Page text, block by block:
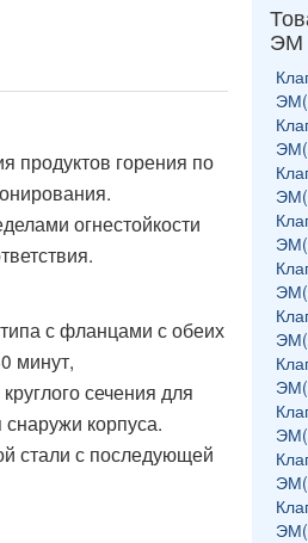
продуктов горения по
огнестойкости
с фланцами с обеих
минут,
сечения для
корпуса.
стали с последующей
ЭМ